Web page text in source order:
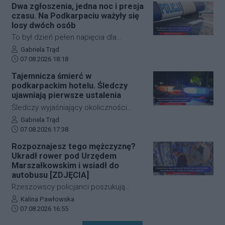
całkowicie zablokowana.
która ma obejmować m.in. wymianę
doświadczeń, rozwój szkolenia
młodzieży oraz obserwację i
pozyskiwanie utalentowanych
zawodników z regionu.
Dwa zgłoszenia, jedna noc i presja
czasu. Na Podkarpaciu ważyły się
losy dwóch osób
To był dzień pełen napięcia dla
funkcjonariuszy z powiatu niżańskiego.
W ciągu zaledwie kilkunastu godzin
służby ratunkowe musiały
przeprowadzić dwie niezależne,
intensywne akcje poszukiwawcze. W
obu przypadkach chodziło o ludzkie
życie, a kluczową rolę odegrał czas.
Dzięki błyskawicznej mobilizacji policji,
nowoczesnej technologii, obie historie
zakończyły się szczęśliwie.
Autor artykułu:
Gabriela Trąd
Data dodania artykułu:
07.08.2026 18:18
Tajemnicza śmierć w
podkarpackim hotelu. Śledczy
ujawniają pierwsze ustalenia
Śledczy wyjaśniający okoliczności
tragicznego zdarzenia na terenie
jednego z sanockich hoteli dysponują
sądowych. Z przeprowadzonej sekcji
zwłok 37-letniego mężczyzny wynika,
że na tym etapie postępowania nic nie
wskazuje na udział osób trzecich.
Autor artykułu:
Gabriela Trąd
Data dodania artykułu:
07.08.2026 17:38
Rozpoznajesz tego mężczyznę?
Ukradł rower pod Urzędem
Marszałkowskim i wsiadł do
autobusu [ZDJĘCIA]
Rzeszowscy policjanci poszukują
sprawcy kradzieży roweru marki Kross
o wartości około 1500 złotych. Do
zdarzenia doszło w ścisłym centrum
Autor artykułu:
Kalina Pawłowska
Data dodania artykułu:
07.08.2026 16:55